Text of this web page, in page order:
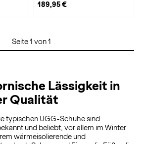
189,95 €
Seite 1 von 1
Lässigkeit in
Qualität
typischen UGG-Schuhe sind
und beliebt, vor allem im Winter
wärmeisolierende und